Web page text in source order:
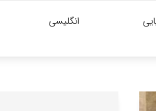
انگلیسی